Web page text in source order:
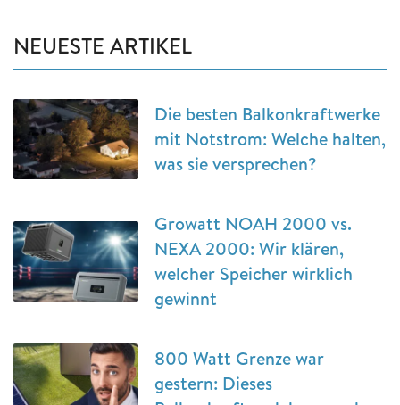
NEUESTE ARTIKEL
Die besten Balkonkraftwerke
mit Notstrom: Welche halten,
was sie versprechen?
Growatt NOAH 2000 vs.
NEXA 2000: Wir klären,
welcher Speicher wirklich
gewinnt
800 Watt Grenze war
gestern: Dieses